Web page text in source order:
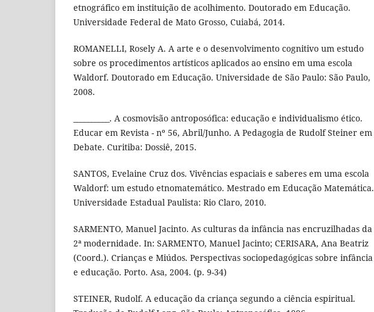
etnográfico em instituição de acolhimento. Doutorado em Educação.
Universidade Federal de Mato Grosso, Cuiabá, 2014.
ROMANELLI, Rosely A. A arte e o desenvolvimento cognitivo um estudo
sobre os procedimentos artísticos aplicados ao ensino em uma escola
Waldorf. Doutorado em Educação. Universidade de São Paulo: São Paulo,
2008.
__________. A cosmovisão antroposófica: educação e individualismo ético.
Educar em Revista - nº 56, Abril/Junho. A Pedagogia de Rudolf Steiner em
Debate. Curitiba: Dossiê, 2015.
SANTOS, Evelaine Cruz dos. Vivências espaciais e saberes em uma escola
Waldorf: um estudo etnomatemático. Mestrado em Educação Matemática.
Universidade Estadual Paulista: Rio Claro, 2010.
SARMENTO, Manuel Jacinto. As culturas da infância nas encruzilhadas da
2ª modernidade. In: SARMENTO, Manuel Jacinto; CERISARA, Ana Beatriz
(Coord.). Crianças e Miúdos. Perspectivas sociopedagógicas sobre infância
e educação. Porto. Asa, 2004. (p. 9-34)
STEINER, Rudolf. A educação da criança segundo a ciência espiritual.